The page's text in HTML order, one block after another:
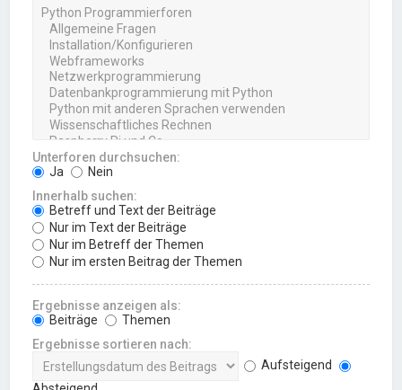
Unterforen durchsuchen:
Ja
Nein
Innerhalb suchen:
Betreff und Text der Beiträge
Nur im Text der Beiträge
Nur im Betreff der Themen
Nur im ersten Beitrag der Themen
Ergebnisse anzeigen als:
Beiträge
Themen
Ergebnisse sortieren nach:
Aufsteigend